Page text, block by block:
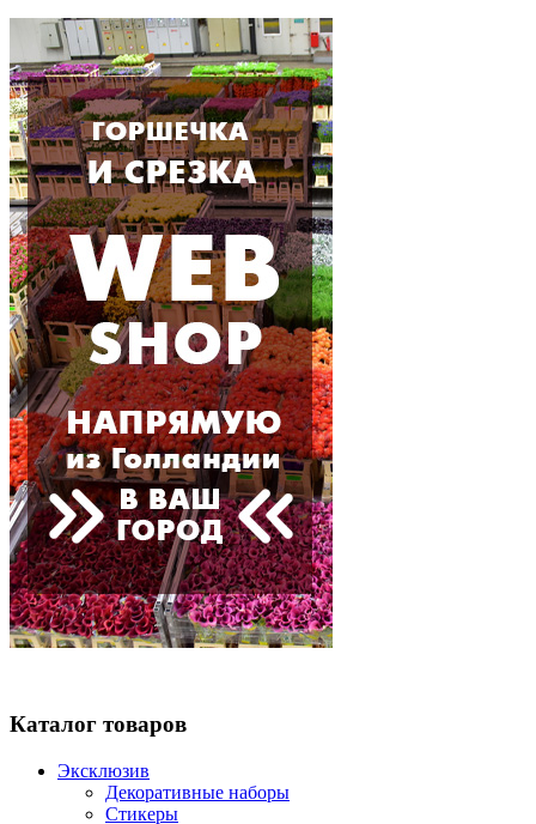
Каталог товаров
Эксклюзив
Декоративные наборы
Стикеры